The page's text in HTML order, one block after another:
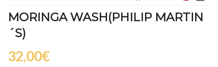
MORINGA WASH(PHILIP MARTIN
´S)
32,00€